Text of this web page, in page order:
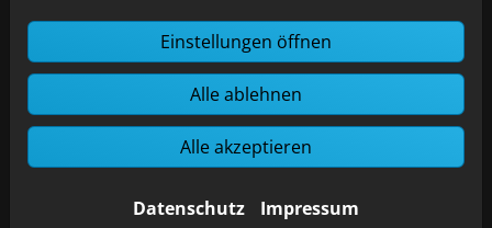
Einstellungen öffnen
Alle ablehnen
Alle akzeptieren
Datenschutz Impressum